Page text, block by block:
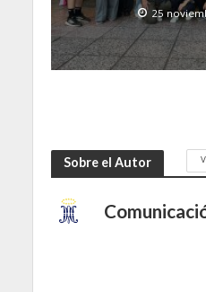
25
Sobre el Autor